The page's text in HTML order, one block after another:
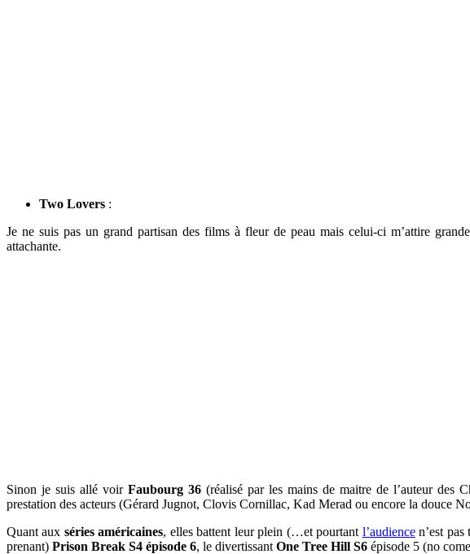
Two Lovers :
Je ne suis pas un grand partisan des films à fleur de peau mais celui-ci m’attire
attachante.
Sinon je suis allé voir Faubourg 36(réalisé par les mains de maitre de l’auteur des
prestation des acteurs (Gérard Jugnot, Clovis Cornillac, Kad Merad ou encore la douce
Quant aux séries américaines, elles battent leur plein (…et pourtant l’audiencen’est pas
prenant) Prison Break S4 épisode 6, le divertissant One Tree Hill S6 épisode 5 (no